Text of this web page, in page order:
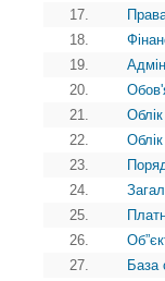
17.
18.
19.
20.
21.
22.
23.
24.
25.
26.
27.
База